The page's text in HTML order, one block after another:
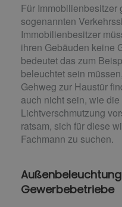
Für
sogenannten
Immobilienbesitzer
ihren Gebäuden keine
bedeutet das zum
beleuchtet sein
Gehweg zur Haustür
auch nicht sein, wie
Lichtverschmutzung
ratsam, sich für diese
Fachmann zu suchen.
Gewerbebetriebe